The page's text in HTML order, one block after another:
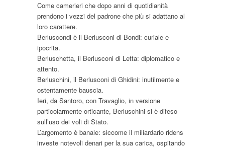
Come camerieri che dopo anni di quotidianità
prendono i vezzi del padrone che più si adattano al
loro carattere.
Berluscondi è il Berlusconi di Bondi: curiale e
ipocrita.
Berluschetta, il Berlusconi di Letta: diplomatico e
attento.
Berluschini, il Berlusconi di Ghidini: inutilmente e
ostentamente bauscia.
Ieri, da Santoro, con Travaglio, in versione
particolarmente orticante, Berluschini si è difeso
sull’uso dei voli di Stato.
L’argomento è banale: siccome il miliardario ridens
investe notevoli denari per la sua carica, ospitando